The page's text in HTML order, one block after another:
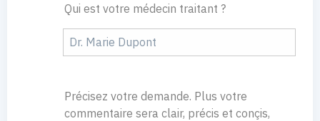
Qui est votre médecin traitant ?
Précisez votre demande. Plus votre
commentaire sera clair, précis et conçis,